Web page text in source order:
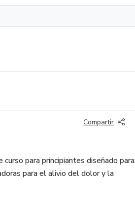
Compartir
para principiantes diseñado para
para el alivio del dolor y la